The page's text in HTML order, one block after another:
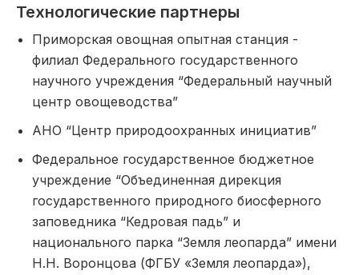
Технологические партнеры
Приморская овощная опытная станция -
филиал Федерального государственного
научного учреждения “Федеральный научный
центр овощеводства”
АНО “Центр природоохранных инициатив”
Федеральное государственное бюджетное
учреждение “Объединенная дирекция
государственного природного биосферного
заповедника “Кедровая падь” и
национального парка “Земля леопарда” имени
Н.Н. Воронцова (ФГБУ «Земля леопарда»),